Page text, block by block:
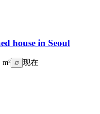
house in Seoul
m² 现在